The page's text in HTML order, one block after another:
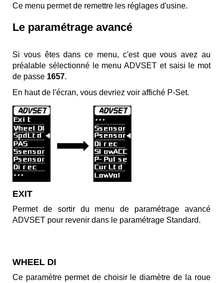
Ce menu permet de remettre les réglages d'usine.
Le paramétrage avancé
Si vous êtes dans ce menu, c'est que vous avez au
préalable sélectionné le menu ADVSET et saisi le mot
de passe 1657.
En haut de l'écran, vous devriez voir affiché P-Set.
EXIT
Permet de sortir du menu de paramétrage avancé
ADVSET pour revenir dans le paramétrage Standard.
WHEEL DI
Ce paramètre permet de choisir le diamètre de la roue